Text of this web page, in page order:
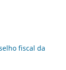
fiscal da